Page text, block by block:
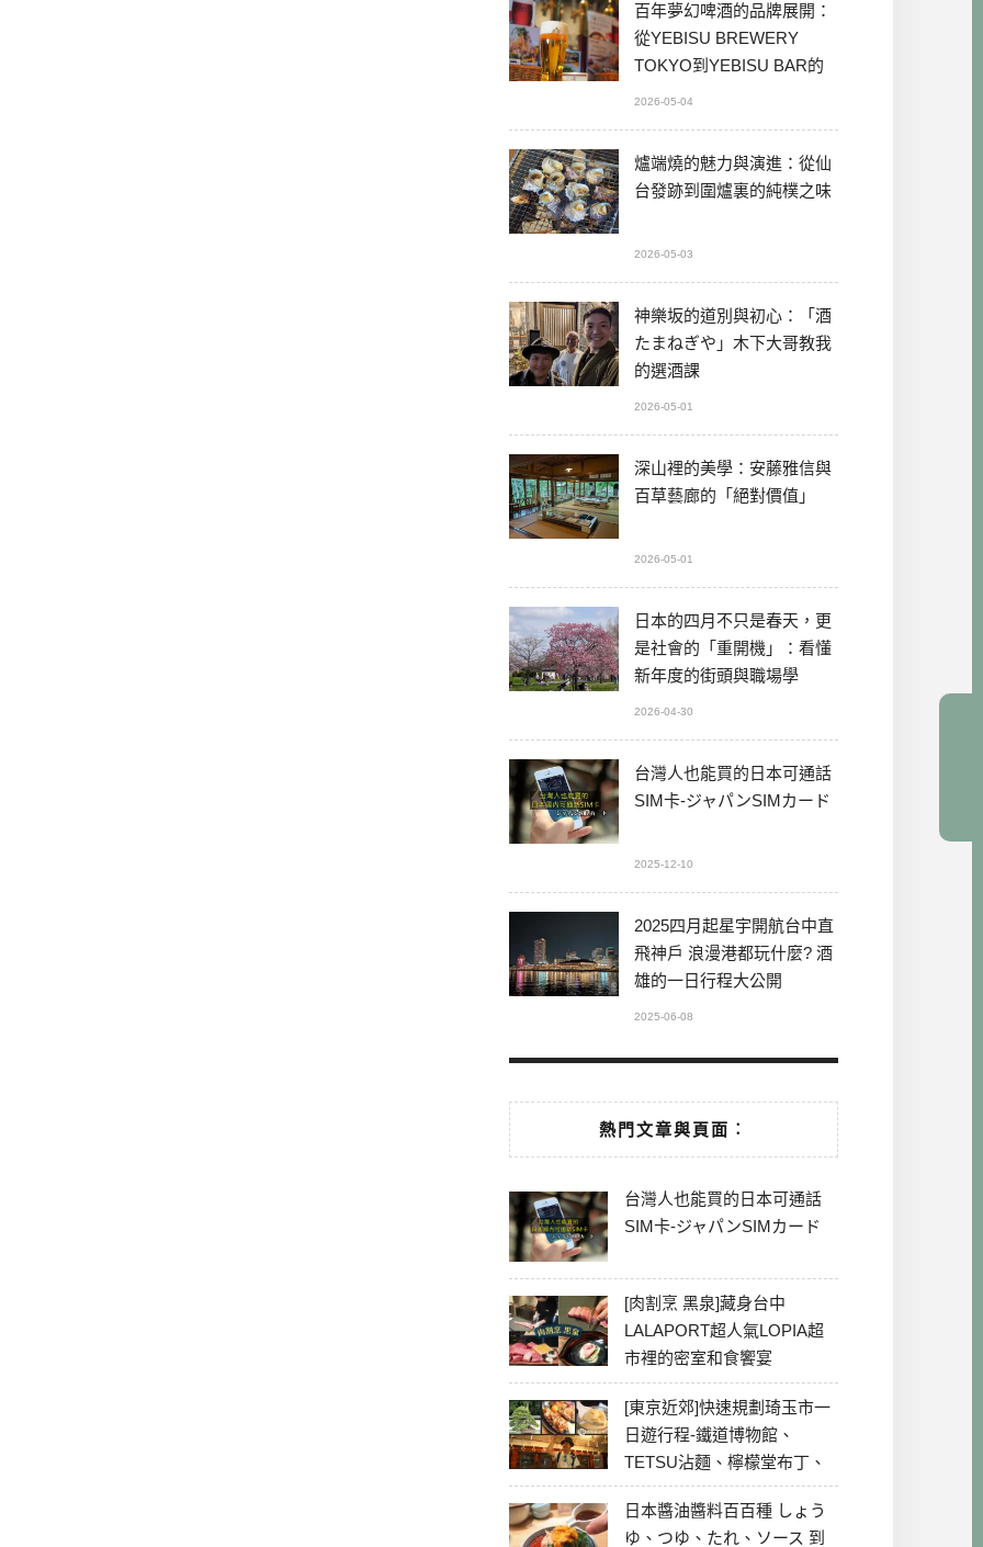
百年夢幻啤酒的品牌展開：
從YEBISU BREWERY
TOKYO到YEBISU BAR的
2026-05-04
爐端燒的魅力與演進：從仙
台發跡到圍爐裏的純樸之味
2026-05-03
神樂坂的道別與初心：「酒
たまねぎや」木下大哥教我
的選酒課
2026-05-01
深山裡的美學：安藤雅信與
百草藝廊的「絕對價值」
2026-05-01
日本的四月不只是春天，更
是社會的「重開機」：看懂
新年度的街頭與職場學
2026-04-30
台灣人也能買的日本可通話
SIM卡-ジャパンSIMカード
2025-12-10
2025四月起星宇開航台中直
飛神戶 浪漫港都玩什麼? 酒
雄的一日行程大公開
2025-06-08
熱門文章與頁面︰
台灣人也能買的日本可通話
SIM卡-ジャパンSIMカード
[肉割烹 黑泉]藏身台中
LALAPORT超人氣LOPIA超
市裡的密室和食饗宴
[東京近郊]快速規劃琦玉市一
日遊行程-鐵道博物館、
TETSU沾麵、檸檬堂布丁、
冰川神社、美食彙整
日本醬油醬料百百種 しょう
ゆ、つゆ、たれ、ソース 到